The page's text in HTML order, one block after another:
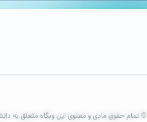
© تمام حقوق مادی و معنوی این وبگاه متعلق به